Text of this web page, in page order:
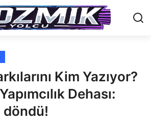
Kim Yazıyor?
Dehası:
döndü!